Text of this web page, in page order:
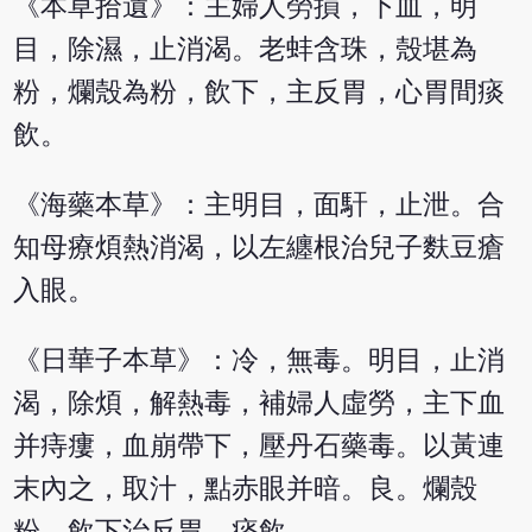
《本草拾遺》：主婦人勞損，下血，明
目，除濕，止消渴。老蚌含珠，殼堪為
粉，爛殼為粉，飲下，主反胃，心胃間痰
飲。
《海藥本草》：主明目，面馯，止泄。合
知母療煩熱消渴，以左纏根治兒子麩豆瘡
入眼。
《日華子本草》：冷，無毒。明目，止消
渴，除煩，解熱毒，補婦人虛勞，主下血
并痔瘻，血崩帶下，壓丹石藥毒。以黃連
末內之，取汁，點赤眼并暗。良。爛殼